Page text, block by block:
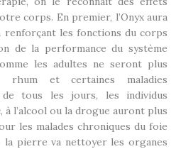
corps. En premier, l’Onyx aura
les fonctions du corps
de la performance du système
les adultes ne seront plus
rhum et certaines maladies
tous les jours, les individus
à l’alcool ou la drogue auront plus
les malades chroniques du foie
la pierre va nettoyer les organes